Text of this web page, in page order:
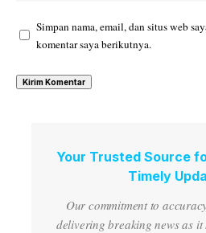
Simpan nama, email, dan situs web
komentar saya berikutnya.
Your Trusted Source
Timely
Our commitment to
delivering breaking news as it